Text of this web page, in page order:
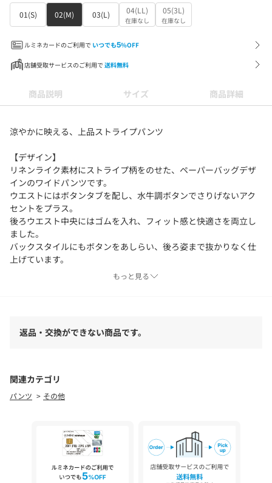
01(S)
02(M) 03(L) 04(LL)
在庫なし
05(3L)
在庫なし
ルミネカードのご利用で いつでも5%OFF
店舗受取サービスのご利用で 送料無料
商品説明 サイズ 商品詳細
涼やかに映える、上品ストライプパンツ
【デザイン】
リネンライク素材にストライプ柄をのせた、ペーパーバッグデザ
インのワイドパンツです。
ウエストにはボタンタブを配し、水牛調ボタンでさりげないアク
セントをプラス。
後ろウエスト中央にはゴムを入れ、フィット感と快適さを両立し
ました。
バックスタイルにもボタンをあしらい、後ろ姿まで抜かりなく仕
上げています。
す。
【スタイリング】
シンプルなニットやシャツをインして、ウエストデザインを主役
にした着こなしがおすすめです。
・ポケット数：横×2 後ろ×2
・前ファスナー
もっと見る
返品・交換ができない商品です。
関連カテゴリ
パンツ その他